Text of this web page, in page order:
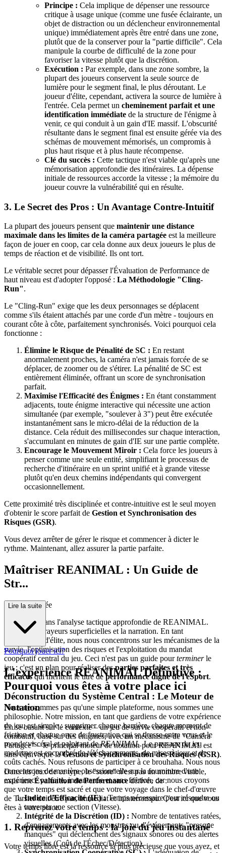
Principe : Cela implique de dépenser une ressource
critique à usage unique (comme une fusée éclairante, un
objet de distraction ou un déclencheur environnemental
unique) immédiatement après être entré dans une zone,
plutôt que de la conserver pour la "partie difficile". Cela
manipule la courbe de difficulté de la zone pour
favoriser la vitesse plutôt que la discrétion.
Exécution : Par exemple, dans une zone sombre, la
plupart des joueurs conservent la seule source de
lumière pour le segment final, le plus déroutant. Le
joueur d'élite, cependant, activera la source de lumière à
l'entrée. Cela permet un cheminement parfait et une
identification immédiate de la structure de l'énigme à
venir, ce qui conduit à un gain d'IE massif. L'obscurité
résultante dans le segment final est ensuite gérée via des
schémas de mouvement mémorisés, un compromis à
plus haut risque et à plus haute récompense.
Clé du succès : Cette tactique n'est viable qu'après une
mémorisation approfondie des itinéraires. La dépense
initiale de ressources accorde la vitesse ; la mémoire du
joueur couvre la vulnérabilité qui en résulte.
3. Le Secret des Pros : Un Avantage Contre-Intuitif
La plupart des joueurs pensent que maintenir une distance
maximale dans les limites de la caméra partagée est la meilleure
façon de jouer en coop, car cela donne aux deux joueurs le plus de
temps de réaction et de visibilité. Ils ont tort.
Le véritable secret pour dépasser l'Évaluation de Performance de
haut niveau est d'adopter l'opposé : La Méthodologie "Cling-
Run".
Le "Cling-Run" exige que les deux personnages se déplacent
comme s'ils étaient attachés par une corde d'un mètre - toujours en
courant côte à côte, parfaitement synchronisés. Voici pourquoi cela
fonctionne :
Élimine le Risque de Pénalité de SC : En restant
anormalement proches, la caméra n'est jamais forcée de se
déplacer, de zoomer ou de s'étirer. La pénalité de SC est
entièrement éliminée, offrant un score de synchronisation
parfait.
Maximise l'Efficacité des Énigmes : En étant constamment
adjacents, toute énigme interactive qui nécessite une action
simultanée (par exemple, "soulever à 3") peut être exécutée
instantanément sans le micro-délai de la réduction de la
distance. Cela réduit des millisecondes sur chaque interaction,
s'accumulant en minutes de gain d'IE sur une partie complète.
Encourage le Mouvement Miroir : Cela force les joueurs à
penser comme une seule entité, simplifiant le processus de
recherche d'itinéraire en un sprint unifié et à grande vitesse
plutôt qu'en deux chemins indépendants qui convergent
occasionnellement.
Cette proximité très disciplinée et contre-intuitive est le seul moyen
d'obtenir le score parfait de Gestion et Synchronisation des
Risques (GSR).
Vous devez arrêter de gérer le risque et commencer à dicter le
rythme. Maintenant, allez assurer la partie parfaite.
Maîtriser REANIMAL : Un Guide de
Str...
atégie Avancée
Bienvenue dans l'analyse tactique approfondie de REANIMAL.
Oubliez les frayeurs superficielles et la narration. En tant
qu'analystes d'élite, nous nous concentrons sur les mécanismes de la
survie, l'optimisation des risques et l'exploitation du mandat
coopératif central du jeu. Ceci n'est pas un guide pourterminerle
jeu ; c'est un plan pour réaliser desparties parfaites et très
efficacesqui méritent le titre deperformance digne de l'eSport.
Déconstruction du Système Central : Le Moteur de
Notation
En se basant sur le contexte – un jeu de survie coopératif et non-
combattif, basé sur des énigmes, avec un mécanisme de "Caméra
Partagée" – le principal moteur de notation pour REANIMAL est
sans équivoque laGestion et Synchronisation des Risques (GSR).
Dans les jeux de ce type, le "score" n'est pas un nombre visible,
mais uneÉvaluation de Performancedérivée de :
Indice d'Efficacité (IE) :Temps nécessaire pour résoudre ou
traverser une section (Vitesse).
Intégrité de la Discrétion (ID) : Nombre de tentatives ratées,
d'engagements avec les monstres ou d'événements "presque
manqués" qui déclenchent des signaux sonores ou des alertes
visuelles (Coût de l'Échec/Détection).
Lire la suite
Pourquoi jouer ici?
L'expérience REANIMAL Définitive :
Pourquoi vous êtes à votre place ici
Nous ne sommes pas qu'une simple plateforme, nous sommes une
philosophie. Notre mission, en tant que gardiens de votre expérience
de jeu, est simple : supprimer chaque barrière, chaque moment de
friction et chaque once de frustration qui se dresse entre vous et le
monde viscéral et palpitant deREANIMAL. Le paysage du jeu
moderne est encombré de téléchargements, de mises à jour et de
coûts cachés. Nous refusons de participer à ce brouhaha. Nous nous
concentrons de manière obsessionnelle sur la fourniture d'une
expérience parfaite, instantanée et sans friction, car nous croyons
que votre temps est sacré et que votre voyage dans le chef-d'œuvre
de Tarsier doit être pur, immédiat et ininterrompu. C'est ici que vous
êtes à votre place.
1. Reprenez votre temps : la joie du jeu instantané
Votre temps libre est la ressource la plus précieuse que vous ayez, et